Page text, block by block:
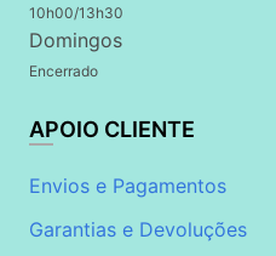
10h00/13h30
Domingos
Encerrado
APOIO CLIENTE
Envios e Pagamentos
Garantias e Devoluções